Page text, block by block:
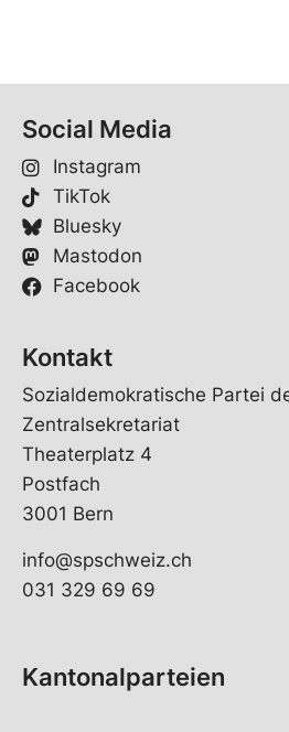
Social Media
Instagram
TikTok
Bluesky
Mastodon
Facebook
Kontakt
Sozialdemokratische Partei
Zentralsekretariat
Theaterplatz 4
Postfach
3001 Bern
info@spschweiz.ch
031 329 69 69
Kantonalparteien